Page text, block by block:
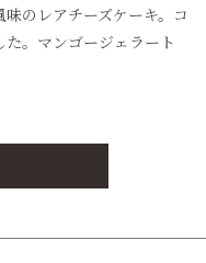
のレアチーズケーキ。コ
。マンゴージェラート